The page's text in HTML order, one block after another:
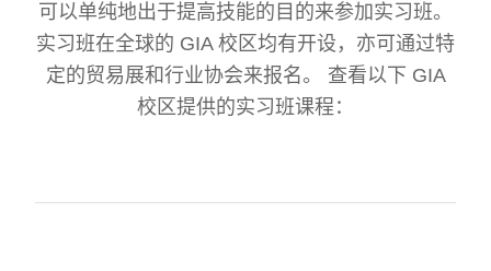
可以单纯地出于提高技能的目的来参加实习班。
实习班在全球的 GIA 校区均有开设，亦可通过特
定的贸易展和行业协会来报名。 查看以下 GIA
校区提供的实习班课程：